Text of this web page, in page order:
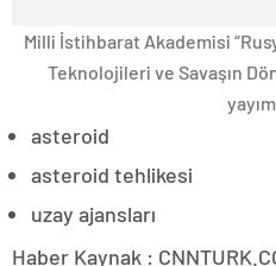
Milli İstihbarat Akademisi
Teknolojileri ve Savaşın
asteroid
asteroid tehlikesi
uzay ajansları
Haber Kaynak :